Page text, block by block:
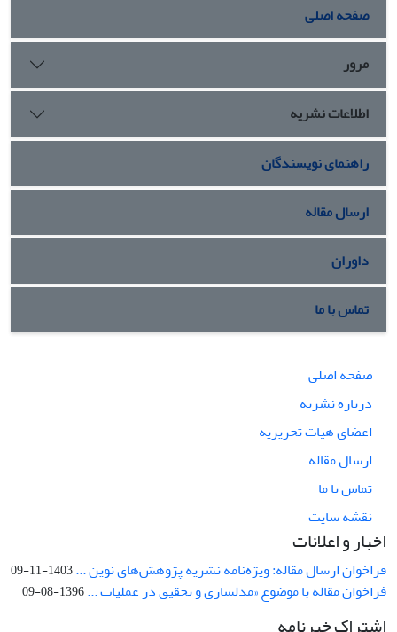
صفحه اصلی
مرور
اطلاعات نشریه
راهنمای نویسندگان
ارسال مقاله
داوران
تماس با ما
صفحه اصلی
درباره نشریه
اعضای هیات تحریریه
ارسال مقاله
تماس با ما
نقشه سایت
اخبار و اعلانات
فراخوان ارسال مقاله: ویژه‌نامه نشریه پژوهش‌های نوین ...1403-11-09
فراخوان مقاله با موضوع «مدلسازی و تحقیق در عملیات ...1396-08-09